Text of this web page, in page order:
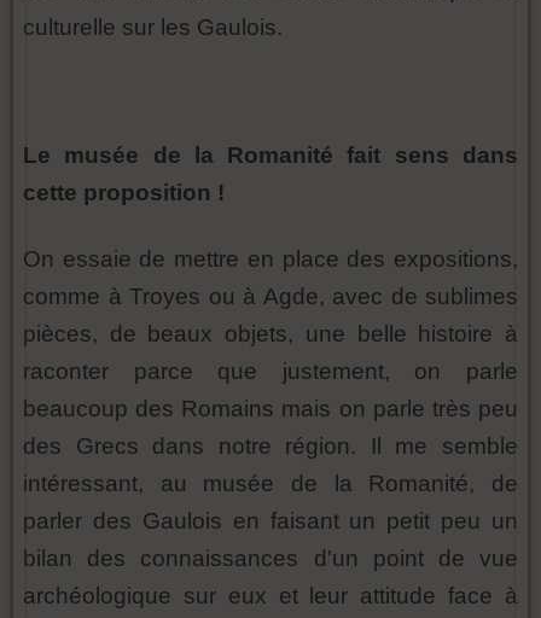
culturelle sur les Gaulois.
Le musée de la Romanité fait sens dans
cette proposition !
On essaie de mettre en place des expositions,
comme à Troyes ou à Agde, avec de sublimes
pièces, de beaux objets, une belle histoire à
raconter parce que justement, on parle
beaucoup des Romains mais on parle très peu
des Grecs dans notre région. Il me semble
intéressant, au musée de la Romanité, de
parler des Gaulois en faisant un petit peu un
bilan des connaissances d'un point de vue
archéologique sur eux et leur attitude face à